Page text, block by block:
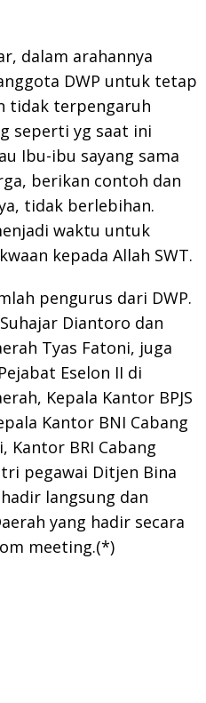
dalam arahannya
DWP untuk tetap
tidak terpengaruh
seperti yg saat ini
Ibu-ibu sayang sama
berikan contoh dan
tidak berlebihan.
waktu untuk
kepada Allah SWT.
pengurus dari DWP.
Diantoro dan
Tyas Fatoni, juga
Eselon II di
Kepala Kantor BPJS
Kantor BNI Cabang
Kantor BRI Cabang
pegawai Ditjen Bina
langsung dan
yang hadir secara
meeting.(*)